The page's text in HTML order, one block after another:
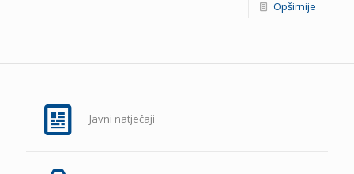
Opširnije
Javni natječaji